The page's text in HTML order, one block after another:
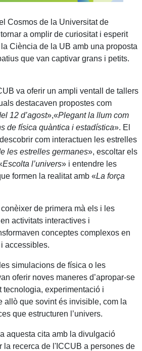
Cosmos de la Universitat de
a omplir de curiositat i esperit
Ciència de la UB amb una proposta
que van captivar grans i petits.
va oferir un ampli ventall de tallers
destacaven propostes com
12 d’agost»,«Plegant la llum com
de física quàntica i estadística». El
com interactuen les estrelles
les estrelles germanes», escoltar els
Escolta l’univers» i entendre les
formen la realitat amb «La força
de primera mà els i les
activitats interactives i
conceptes complexos en
accessibles.
simulacions de física o les
oferir noves maneres d’apropar-se
tecnologia, experimentació i
allò que sovint és invisible, com la
que estructuren l’univers.
aquesta cita amb la divulgació
la recerca de l'ICCUB a persones de